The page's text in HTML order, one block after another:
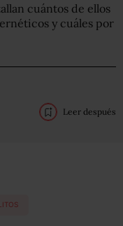
cuántos de ellos
y cuáles por
Leer después